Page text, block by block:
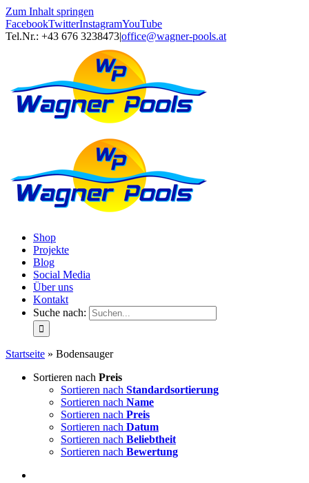
Zum Inhalt springen
FacebookTwitterInstagramYouTube
Tel.Nr.: +43 676 3238473|office@wagner-pools.at
Shop
Projekte
Blog
Social Media
Über uns
Kontakt
Suche nach:
Startseite » Bodensauger
Sortieren nach Preis
Sortieren nach Standardsortierung
Sortieren nach Name
Sortieren nach Preis
Sortieren nach Datum
Sortieren nach Beliebtheit
Sortieren nach Bewertung